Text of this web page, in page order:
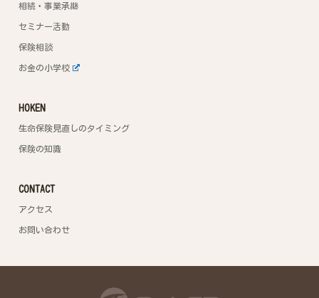
相続・事業承継
セミナー活動
保険相談
お金の小学校
HOKEN
生命保険見直しのタイミング
保険の知識
CONTACT
アクセス
お問い合わせ